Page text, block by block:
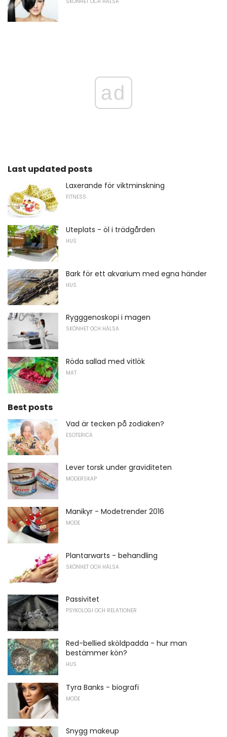
ad
Last updated posts
Laxerande för viktminskning
FITNESS
Uteplats - öl i trädgården
HUS
Bark för ett akvarium med egna händer
HUS
Rygggenoskopi i magen
SKÖNHET OCH HÄLSA
Röda sallad med vitlök
MAT
Best posts
Vad är tecken på zodiaken?
ESOTERICA
Lever torsk under graviditeten
MODERSKAP
Manikyr - Modetrender 2016
MODE
Plantarwarts - behandling
SKÖNHET OCH HÄLSA
Passivitet
PSYKOLOGI OCH RELATIONER
Red-bellied sköldpadda - hur man
bestämmer kön?
HUS
Tyra Banks - biografi
MODE
Snygg makeup